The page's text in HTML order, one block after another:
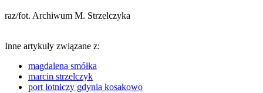
raz/fot. Archiwum M. Strzelczyka
Inne artykuły związane z:
magdalena smółka
marcin strzelczyk
port lotniczy gdynia kosakowo